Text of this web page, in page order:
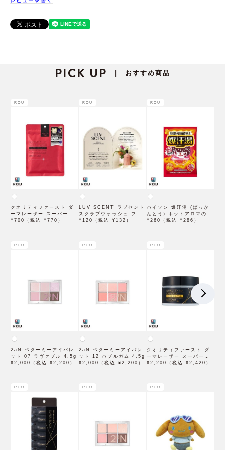
PICK UP | おすすめ商品
ROU
クオリティファースト ダ
ーマレーザー スーパーレ
チノール100マスク 7枚入
¥700（税込 ¥770）
ROU
LUV SCENT ラブセント
スクラブウォッシュ フラ
ワーマーケット トライア
¥120（税込 ¥132）
ROU
バイソン 爆汗湯 (ばっか
んとう) ホットアロマの香
り 60g 入浴剤
¥260（税込 ¥286）
ROU
2aN ベターミーアイパレ
ット 07 ラヴァブル 4.5g
¥2,000（税込 ¥2,200）
ROU
2aN ベターミーアイパレ
ット 12 バブルガム 4.5g
¥2,000（税込 ¥2,200）
ROU
クオリティファースト ダ
ーマレーザー スーパーブ
ラックVC100クリーム
¥2,200（税込 ¥2,420）
ROU ROU ROU